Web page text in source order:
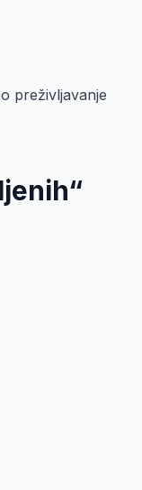
preživljavanje